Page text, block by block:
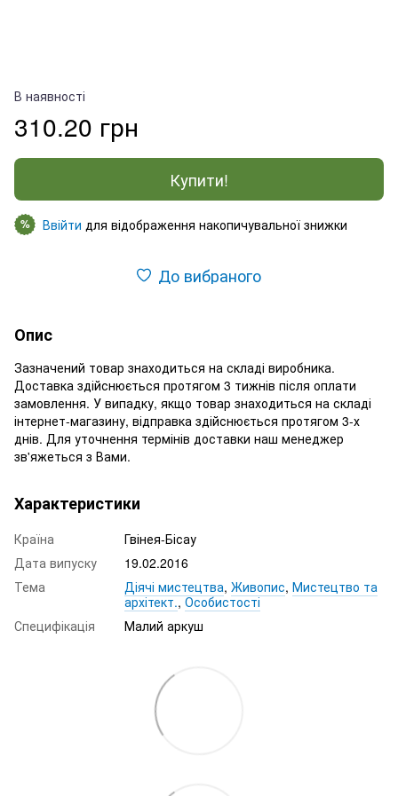
В наявності
310.20 грн
Купити!
% Ввійти для відображення накопичувальної знижки
До вибраного
Опис
Зазначений товар знаходиться на складі виробника.
Доставка здійснюється протягом 3 тижнів після оплати
замовлення. У випадку, якщо товар знаходиться на складі
інтернет-магазину, відправка здійснюється протягом 3-х
днів. Для уточнення термінів доставки наш менеджер
зв'яжеться з Вами.
Характеристики
Країна
Гвінея-Бісау
Дата випуску
19.02.2016
Тема
Діячі мистецтва, Живопис, Мистецтво та
архітект.,Особистості
Специфікація
Малий аркуш